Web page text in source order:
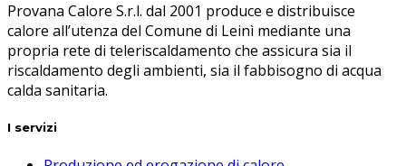
Provana Calore S.r.l. dal 2001 produce e distribuisce
calore all’utenza del Comune di Leinì mediante una
propria rete di teleriscaldamento che assicura sia il
riscaldamento degli ambienti, sia il fabbisogno di acqua
calda sanitaria.
I servizi